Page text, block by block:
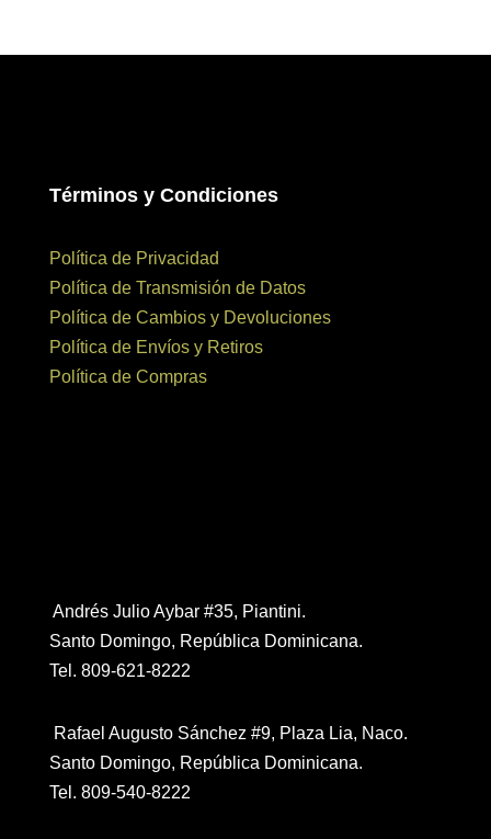
Términos y Condiciones
Política de Privacidad
Política de Transmisión de Datos
Política de Cambios y Devoluciones
Política de Envíos y Retiros
Política de Compras
Andrés Julio Aybar #35, Piantini.
Santo Domingo, República Dominicana.
Tel. 809-621-8222
Rafael Augusto Sánchez #9, Plaza Lia, Naco.
Santo Domingo, República Dominicana.
Tel. 809-540-8222